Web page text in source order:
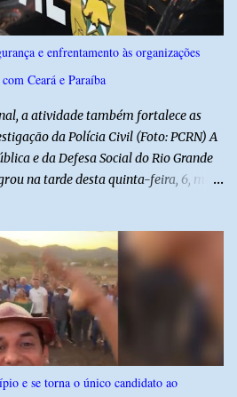
a estimular os estudantes interpretar
acordo com o vereador, a Secretaria
expedir normas complementares
da lei.
e enfrentamento às organizações
Ceará e Paraíba
a atividade também fortalece as
da Polícia Civil (Foto: PCRN) A
e da Defesa Social do Rio Grande
na tarde desta quinta-feira, 6, mais
enfrentamento de organizações
nas divisas do Rio Grande
Ceará e da Paraíba. A mobilização,
equipes policiais, ocorreu às 16h, no
potiguar. A operação reúne
Rio Grande do Norte, da Polícia Civil
Polícia Militar do Ceará, reforçando a
de segurança e intensificando o
e se torna o único candidato ao